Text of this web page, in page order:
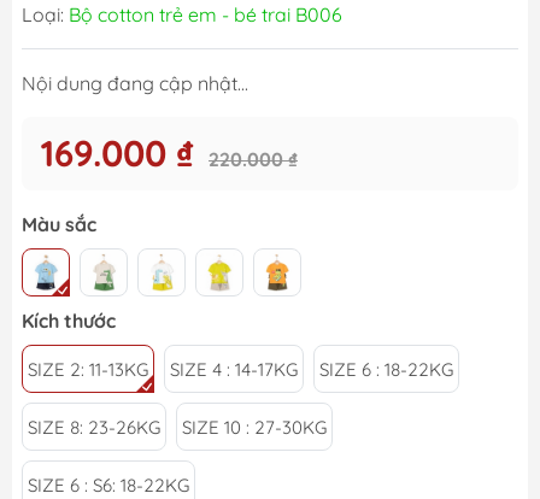
Loại: Bộ cotton trẻ em - bé trai B006
Nội dung đang cập nhật...
169.000 ₫ 220.000 ₫
Màu sắc
Kích thước
SIZE 2: 11-13KG SIZE 4 : 14-17KG SIZE 6 : 18-22KG
SIZE 8: 23-26KG SIZE 10 : 27-30KG
SIZE 6 : S6: 18-22KG